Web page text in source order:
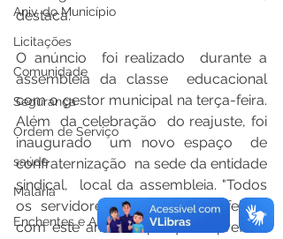
Aniv. do Município
Licitações
Comunidade
Segurança
Ordem de Serviço
saúde
Malária
Enchentes e Alagações
destaca.
O anúncio  foi realizado  durante a
assembleia da classe  educacional
com o gestor municipal na terça-feira.
Além  da celebração  do reajuste, foi
inaugurado  um novo espaço  de
confraternização  na sede da entidade
sindical,  local da assembleia. "Todos
os servidores  saíram daqui felizes
com este anúncio, porque o prefeito